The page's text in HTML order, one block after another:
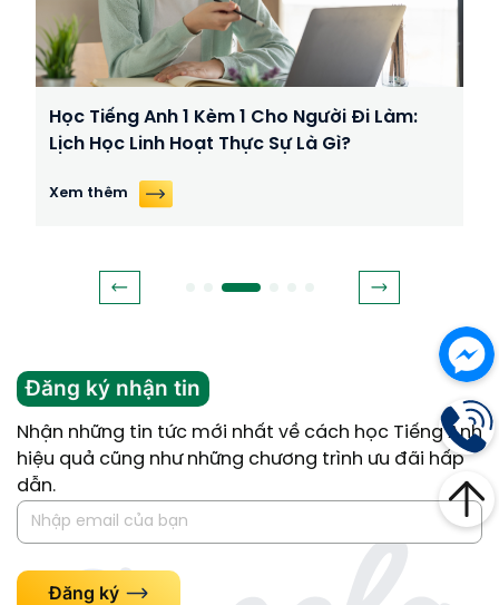
Học Tiếng Anh 1 Kèm 1 Cho Người Đi Làm:
Lịch Học Linh Hoạt Thực Sự Là Gì?
Xem thêm
Đăng ký nhận tin
Nhận những tin tức mới nhất về cách học Tiếng Anh
hiệu quả cũng như những chương trình ưu đãi hấp
dẫn.
Đăng ký